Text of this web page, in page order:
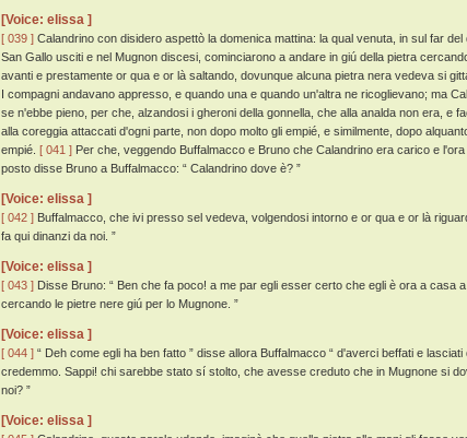
[Voice: elissa ]
[ 039 ] Calandrino con disidero aspettò la domenica mattina: la qual venuta, in sul far
San Gallo usciti e nel Mugnon discesi, cominciarono a andare in giú della pietra
avanti e prestamente or qua e or là saltando, dovunque alcuna pietra nera vedeva si
I compagni andavano appresso, e quando una e quando un'altra ne ricoglievano; ma
se n'ebbe pieno, per che, alzandosi i gheroni della gonnella, che alla analda non era, e
alla coreggia attaccati d'ogni parte, non dopo molto gli empié, e similmente, dopo
empié. [ 041 ] Per che, veggendo Buffalmacco e Bruno che Calandrino era carico e
posto disse Bruno a Buffalmacco: “ Calandrino dove è? ”
[Voice: elissa ]
[ 042 ] Buffalmacco, che ivi presso sel vedeva, volgendosi intorno e or qua e or là
fa qui dinanzi da noi. ”
[Voice: elissa ]
[ 043 ] Disse Bruno: “ Ben che fa poco! a me par egli esser certo che egli è ora a casa
cercando le pietre nere giú per lo Mugnone. ”
[Voice: elissa ]
[ 044 ] “ Deh come egli ha ben fatto ” disse allora Buffalmacco “ d'averci beffati e
credemmo. Sappi! chi sarebbe stato sí stolto, che avesse creduto che in Mugnone si
noi? ”
[Voice: elissa ]